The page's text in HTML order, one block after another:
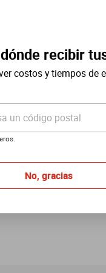
recibir
costos y tiempos de
un código postal
No, gracias
tus apps favoritas
12 Mpx